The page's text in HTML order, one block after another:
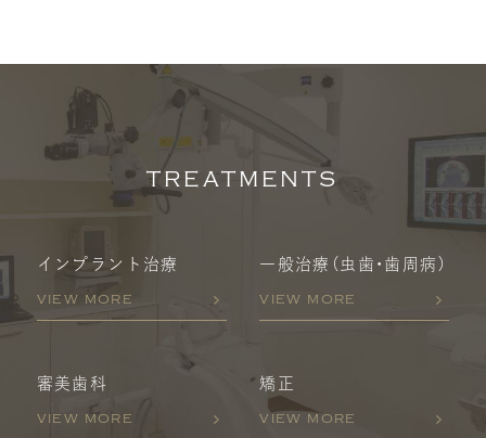
TREATMENTS
インプラント治療
VIEW MORE
一般治療 （虫歯・歯周病）
VIEW MORE
審美歯科
VIEW MORE
矯正
VIEW MORE